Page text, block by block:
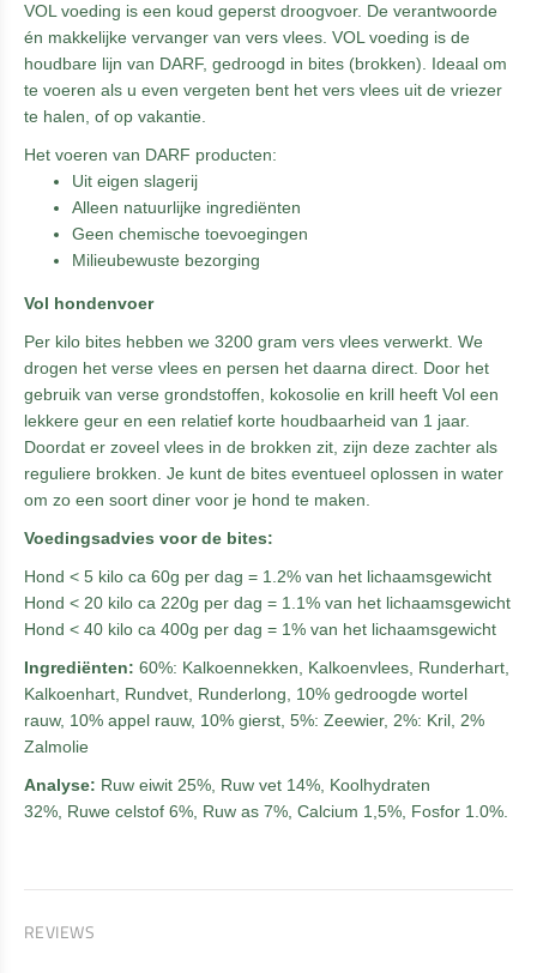
VOL voeding is een koud geperst droogvoer. De verantwoorde
én makkelijke vervanger van vers vlees. VOL voeding is de
houdbare lijn van DARF, gedroogd in bites (brokken). Ideaal om
te voeren als u even vergeten bent het vers vlees uit de vriezer
te halen, of op vakantie.
Het voeren van DARF producten:
Uit eigen slagerij
Alleen natuurlijke ingrediënten
Geen chemische toevoegingen
Milieubewuste bezorging
Vol hondenvoer
Per kilo bites hebben we 3200 gram vers vlees verwerkt. We
drogen het verse vlees en persen het daarna direct. Door het
gebruik van verse grondstoffen, kokosolie en krill heeft Vol een
lekkere geur en een relatief korte houdbaarheid van 1 jaar.
Doordat er zoveel vlees in de brokken zit, zijn deze zachter als
reguliere brokken. Je kunt de bites eventueel oplossen in water
om zo een soort diner voor je hond te maken.
Voedingsadvies voor de bites:
Hond < 5 kilo ca 60g per dag = 1.2% van het lichaamsgewicht
Hond < 20 kilo ca 220g per dag = 1.1% van het lichaamsgewicht
Hond < 40 kilo ca 400g per dag = 1% van het lichaamsgewicht
Ingrediënten: 60%: Kalkoennekken, Kalkoenvlees, Runderhart,
Kalkoenhart, Rundvet, Runderlong, 10% gedroogde wortel
rauw, 10% appel rauw, 10% gierst, 5%: Zeewier, 2%: Kril, 2%
Zalmolie
Analyse: Ruw eiwit 25%, Ruw vet 14%, Koolhydraten
32%, Ruwe celstof 6%, Ruw as 7%, Calcium 1,5%, Fosfor 1.0%.
REVIEWS